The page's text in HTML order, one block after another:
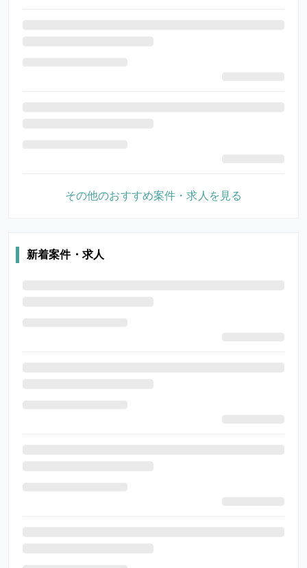
その他のおすすめ案件・求人を見る
新着案件・求人